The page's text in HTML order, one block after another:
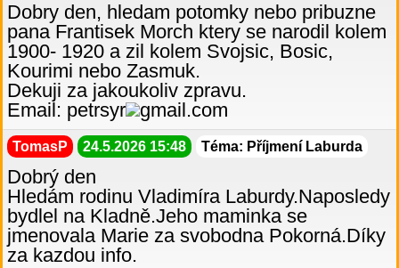
Dobry den, hledam potomky nebo pribuzne
pana Frantisek Morch ktery se narodil kolem
1900- 1920 a zil kolem Svojsic, Bosic,
Kourimi nebo Zasmuk.
Dekuji za jakoukoliv zpravu.
Email: petrsyr
gmail.com
TomasP 24.5.2026 15:48 Téma: Příjmení Laburda
Dobrý den
Hledám rodinu Vladimíra Laburdy.Naposledy
bydlel na Kladně.Jeho maminka se
jmenovala Marie za svobodna Pokorná.Díky
za kazdou info.